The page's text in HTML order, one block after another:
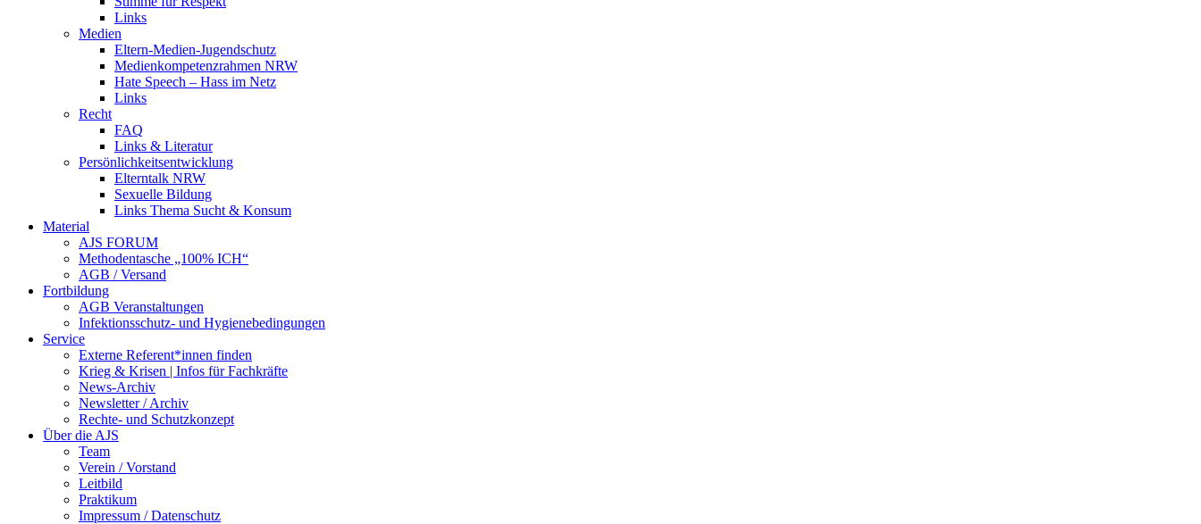
Links
Medien
Eltern-Medien-Jugendschutz
Medienkompetenzrahmen NRW
Hate Speech – Hass im Netz
Links
Recht
FAQ
Links & Literatur
Persönlichkeitsentwicklung
Elterntalk NRW
Sexuelle Bildung
Links Thema Sucht & Konsum
Material
AJS FORUM
Methodentasche „100% ICH“
AGB / Versand
Fortbildung
AGB Veranstaltungen
Infektionsschutz- und Hygienebedingungen
Service
Externe Referent*innen finden
Krieg & Krisen | Infos für Fachkräfte
News-Archiv
Newsletter / Archiv
Rechte- und Schutzkonzept
Über die AJS
Team
Verein / Vorstand
Leitbild
Praktikum
Impressum / Datenschutz